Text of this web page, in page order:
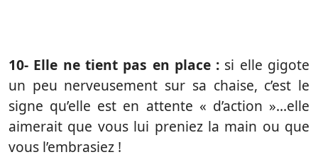
10- Elle ne tient pas en place : si elle gigote
un peu nerveusement sur sa chaise, c’est le
signe qu’elle est en attente « d’action »…elle
aimerait que vous lui preniez la main ou que
vous l’embrasiez !